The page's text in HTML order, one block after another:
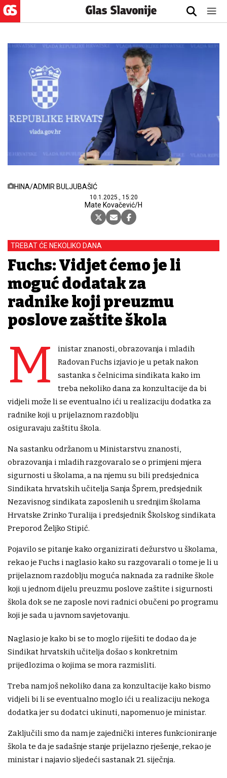
HINA/ADMIR BULJUBAŠIĆ
10.1.2025., 15:20
Mate Kovačević/H
TREBAT ĆE NEKOLIKO DANA
Fuchs: Vidjet ćemo je li
moguć dodatak za
radnike koji preuzmu
poslove zaštite škola
M
inistar znanosti, obrazovanja i mladih
Radovan Fuchs izjavio je u petak nakon
sastanka s čelnicima sindikata kako im
treba nekoliko dana za konzultacije da bi
vidjeli može li se eventualno ići u realizaciju dodatka za
radnike koji u prijelaznom razdoblju
osiguravaju zaštitu škola.
Na sastanku održanom u Ministarstvu znanosti,
obrazovanja i mladih razgovaralo se o primjeni mjera
sigurnosti u školama, a na njemu su bili predsjednica
Sindikata hrvatskih učitelja Sanja Šprem, predsjednik
Nezavisnog sindikata zaposlenih u srednjim školama
Hrvatske Zrinko Turalija i predsjednik Školskog sindikata
Preporod Željko Stipić.
Pojavilo se pitanje kako organizirati dežurstvo u školama,
rekao je Fuchs i naglasio kako su razgovarali o tome je li u
prijelaznom razdoblju moguća naknada za radnike škole
koji u jednom dijelu preuzmu poslove zaštite i sigurnosti
škola dok se ne zaposle novi radnici obučeni po programu
koji je sada u javnom savjetovanju.
Naglasio je kako bi se to moglo riješiti te dodao da je
Sindikat hrvatskih učitelja došao s konkretnim
prijedlozima o kojima se mora razmisliti.
Treba nam još nekoliko dana za konzultacije kako bismo
vidjeli bi li se eventualno moglo ići u realizaciju nekoga
dodatka jer su dodatci ukinuti, napomenuo je ministar.
Zaključili smo da nam je zajednički interes funkcioniranje
škola te da je sadašnje stanje prijelazno rješenje, rekao je
ministar i najavio sljedeći sastanak 21. siječnja.